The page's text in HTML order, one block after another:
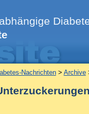
Nachrichten> Archive